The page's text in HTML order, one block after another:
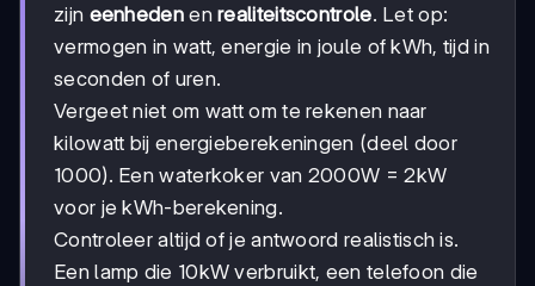
zijn eenhedenenrealiteitscontrole. Let op:
vermogen in watt, energie in joule of kWh, tijd in
seconden of uren.
Vergeet niet om watt om te rekenen naar
kilowatt bij energieberekeningen (deel door
1000). Een waterkoker van 2000W = 2kW
voor je kWh-berekening.
Controleer altijd of je antwoord realistisch is.
Een lamp die 10kW verbruikt, een telefoon die